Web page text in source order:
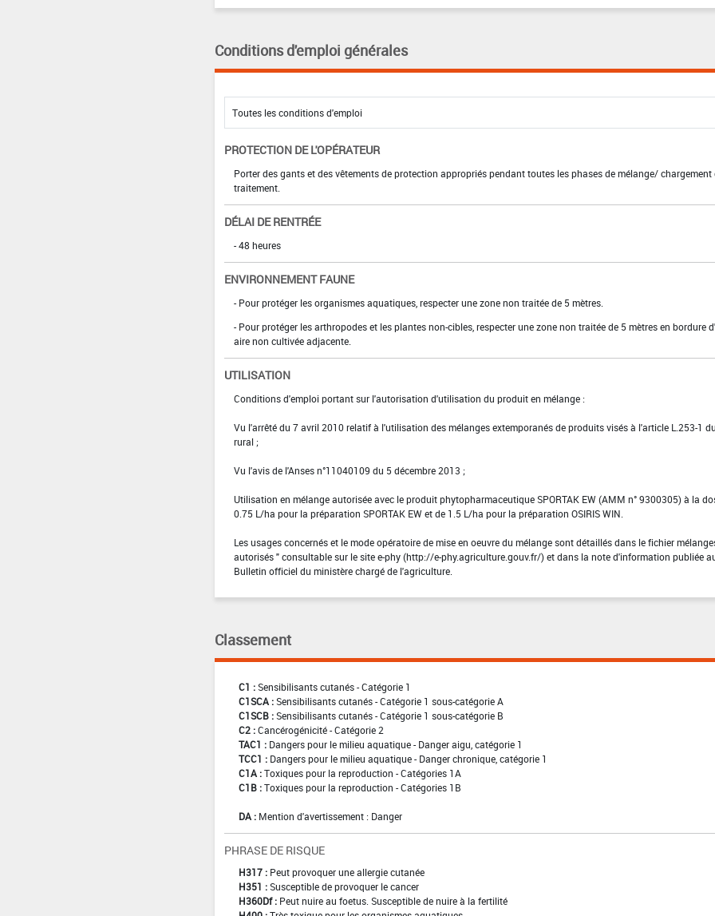
Conditions d'emploi générales
PROTECTION DE L'OPÉRATEUR
Porter des gants et des vêtements de protection appropriés pendant toutes les phases de mélange/ chargement
traitement.
DÉLAI DE RENTRÉE
- 48 heures
ENVIRONNEMENT FAUNE
- Pour protéger les organismes aquatiques, respecter une zone non traitée de 5 mètres.
- Pour protéger les arthropodes et les plantes non-cibles, respecter une zone non traitée de 5 mètres en bordure
aire non cultivée adjacente.
UTILISATION
Conditions d'emploi portant sur l'autorisation d'utilisation du produit en mélange :
Vu l'arrêté du 7 avril 2010 relatif à l'utilisation des mélanges extemporanés de produits visés à l'article L.253-1
rural ;
Vu l'avis de l'Anses n°11040109 du 5 décembre 2013 ;
Utilisation en mélange autorisée avec le produit phytopharmaceutique SPORTAK EW (AMM n° 9300305) à la
0.75 L/ha pour la préparation SPORTAK EW et de 1.5 L/ha pour la préparation OSIRIS WIN.
Les usages concernés et le mode opératoire de mise en oeuvre du mélange sont détaillés dans le fichier
autorisés " consultable sur le site e-phy (http://e-phy.agriculture.gouv.fr/) et dans la note d'information publiée
Bulletin officiel du ministère chargé de l'agriculture.
Classement
C1 : Sensibilisants cutanés - Catégorie 1
C1SCA : Sensibilisants cutanés - Catégorie 1 sous-catégorie A
C1SCB : Sensibilisants cutanés - Catégorie 1 sous-catégorie B
C2 : Cancérogénicité - Catégorie 2
TAC1 : Dangers pour le milieu aquatique - Danger aigu, catégorie 1
TCC1 : Dangers pour le milieu aquatique - Danger chronique, catégorie 1
C1A : Toxiques pour la reproduction - Catégories 1A
C1B : Toxiques pour la reproduction - Catégories 1B
DA : Mention d'avertissement : Danger
PHRASE DE RISQUE
H317 : Peut provoquer une allergie cutanée
H351 : Susceptible de provoquer le cancer
H360Df : Peut nuire au foetus. Susceptible de nuire à la fertilité